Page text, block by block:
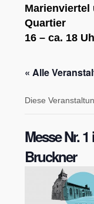
Marienviertel
Quartier
16 – ca. 18
« Alle
Diese
Messe Nr.
Bruckner